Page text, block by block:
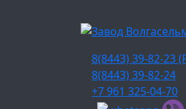
8(8443) 39-82-23
8(8443) 39-82-24
+7 961 325-04-70